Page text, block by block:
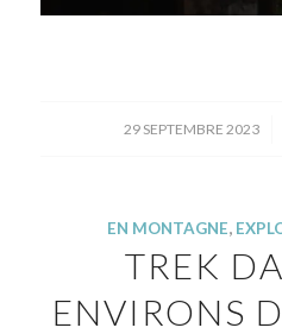
29 SEPTEMBRE 2023
/
EN MONTAGNE,
TREK
ENVIRONS